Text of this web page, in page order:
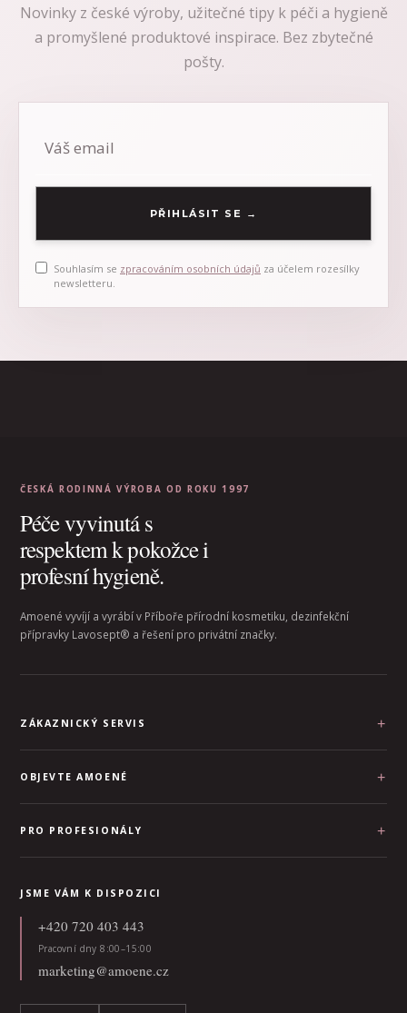
Novinky z české výroby, užitečné tipy k péči a hygieně
a promyšlené produktové inspirace. Bez zbytečné
pošty.
PŘIHLÁSIT SE
Souhlasím se zpracováním osobních údajů za účelem rozesílky
newsletteru.
ČESKÁ RODINNÁ VÝROBA OD ROKU 1997
Péče vyvinutá s
respektem k pokožce i
profesní hygieně.
Amoené vyvíjí a vyrábí v Příboře přírodní kosmetiku, dezinfekční
přípravky Lavosept® a řešení pro privátní značky.
ZÁKAZNICKÝ SERVIS
OBJEVTE AMOENÉ
PRO PROFESIONÁLY
JSME VÁM K DISPOZICI
+420 720 403 443
Pracovní dny 8:00–15:00
marketing@amoene.cz